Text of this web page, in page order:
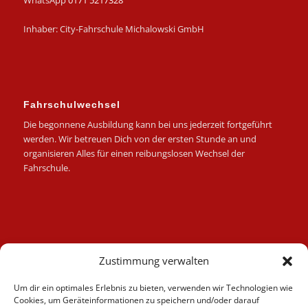
Zustimmung verwalten
Um dir ein optimales Erlebnis zu bieten, verwenden wir Technologien wie
Cookies, um Geräteinformationen zu speichern und/oder darauf
Inhaber: City-Fahrschule Michalowski GmbH
Fahrschulwechsel
Die begonnene Ausbildung kann bei uns jederzeit fortgeführt
werden. Wir betreuen Dich von der ersten Stunde an und
organisieren Alles für einen reibungslosen Wechsel der
Fahrschule.
Fahrlehrer